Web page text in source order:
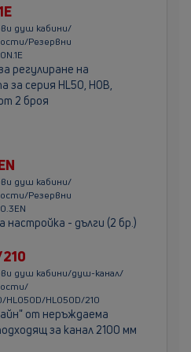
душ кабини/
Резервни
регулиране на
за серия HL50, НОВ,
2 броя
душ кабини/
Резервни
настройка - дълги (2 бр.)
душ кабини/душ-канал/
HL050D/HL050D/210
от неръждаема
за канал 2100 мм